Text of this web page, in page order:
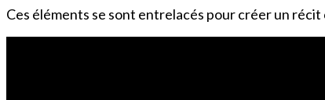
Ces éléments se sont entrelacés pour créer un